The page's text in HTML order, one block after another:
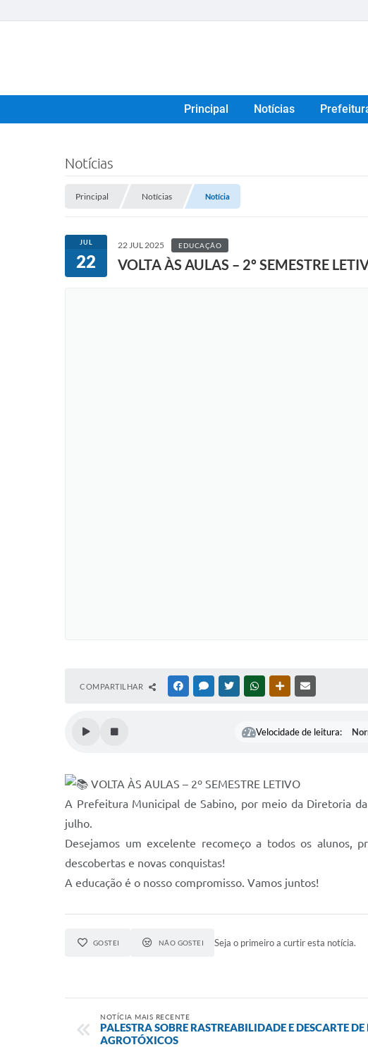
Principal Notícias
Notícias
Principal Notícias Notícia
JUL
22
22 JUL 2025 EDUCAÇÃO
VOLTA ÀS AULAS – 2º SEMESTRE
COMPARTILHAR FACEBOOKMESSENGER
TWITTERWHATSAPPOUTRAS MÍDIAS
Velocidade de leitura:
VOLTA ÀS AULAS – 2º SEMESTRE LETIVO
A Prefeitura Municipal de Sabino, por meio da Diretoria
julho.
Desejamos um excelente recomeço a todos os alunos,
descobertas e novas conquistas!
A educação é o nosso compromisso. Vamos juntos!
GOSTEI NÃO GOSTEI Seja o primeiro a curtir esta notícia.
NOTÍCIA MAIS RECENTE
PALESTRA SOBRE RASTREABILIDADE E DESCARTE
AGROTÓXICOS